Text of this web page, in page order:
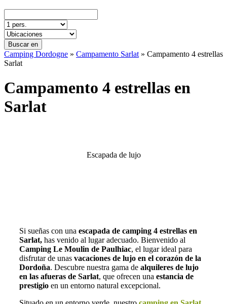
Buscar en
Camping Dordogne » Campamento Sarlat » Campamento 4 estrellas
Sarlat
Campamento 4 estrellas en
Sarlat
Escapada de lujo
Si sueñas con una escapada de camping 4 estrellas en
Sarlat, has venido al lugar adecuado. Bienvenido al
Camping Le Moulin de Paulhiac, el lugar ideal para
disfrutar de unas vacaciones de lujo en el corazón de la
Dordoña. Descubre nuestra gama de alquileres de lujo
en las afueras de Sarlat, que ofrecen una estancia de
prestigio en un entorno natural excepcional.